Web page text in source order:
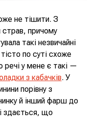
не тішити. З
страв, причому
такі незвичайні
по суті схоже
речі у мене є такі —
з кабачків. У
порівну з
й інший фарш до
здається, що